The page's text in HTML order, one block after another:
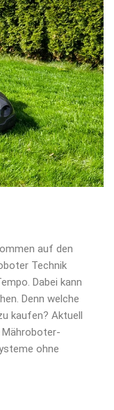
auf den
Technik
Dabei kann
Denn welche
kaufen? Aktuell
ohne